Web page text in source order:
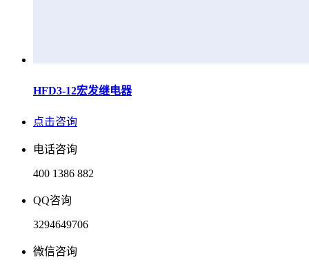
HFD3-12宏发继电器
点击咨询
电话咨询
400 1386 882
QQ咨询
3294649706
微信咨询